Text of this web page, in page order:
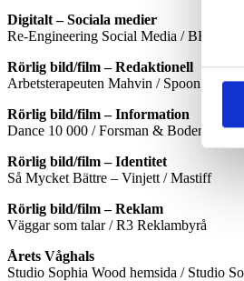
Digitalt – Sociala medier
Re-Engineering Social Media / BBDO
Rörlig bild/film – Redaktionell
Arbetsterapeuten Mahvin / Spoon
Rörlig bild/film – Information
Dance 10 000 / Forsman & Bodenfors
Rörlig bild/film – Identitet
Så Mycket Bättre – Vinjett / Mastiff
Rörlig bild/film – Reklam
Väggar som talar / R3 Reklambyrå
Årets Våghals
Studio Sophia Wood hemsida / Studio